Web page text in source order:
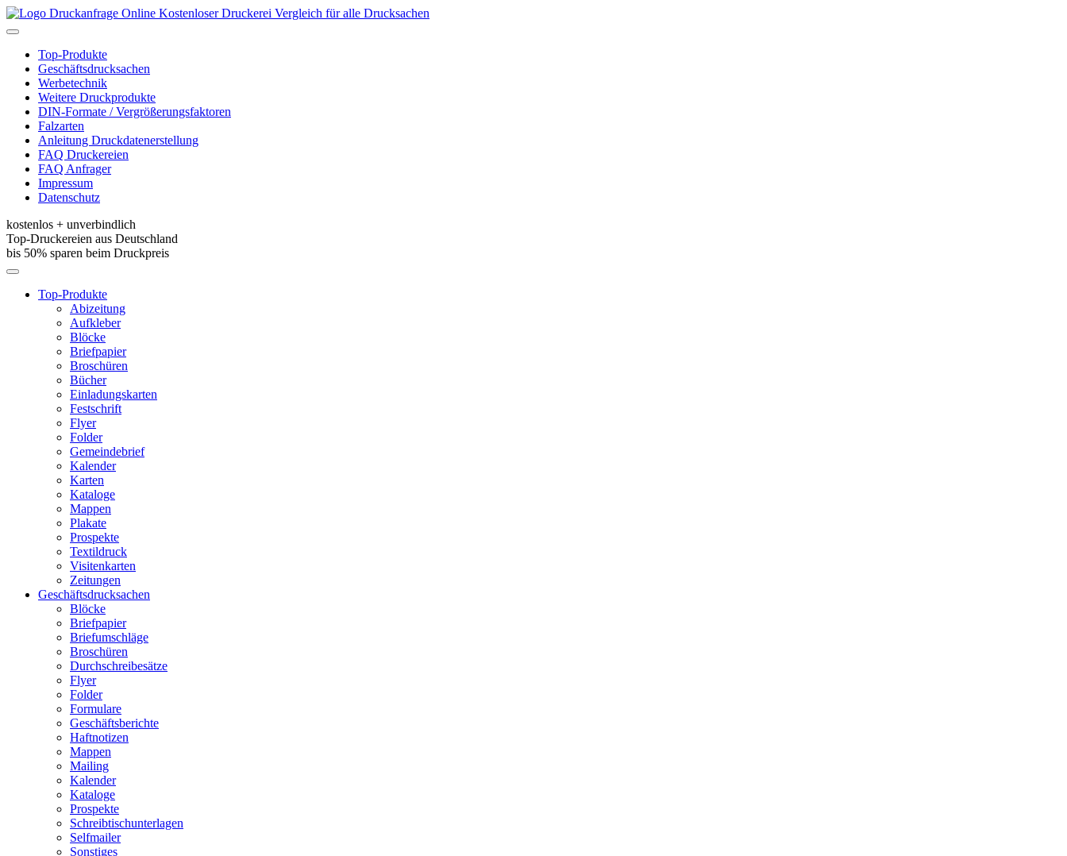
Kostenloser Druckerei Vergleich für alle Drucksachen
Toggle
navigationTop-Produkte
Geschäftsdrucksachen
Werbetechnik
Weitere Druckprodukte
DIN-Formate / Vergrößerungsfaktoren
Falzarten
Anleitung Druckdatenerstellung
FAQ Druckereien
FAQ Anfrager
Impressum
Datenschutz
kostenlos + unverbindlich
Top-Druckereien aus Deutschland
bis 50% sparen beim Druckpreis
Toggle
navigationTop-Produkte
Abizeitung
Aufkleber
Blöcke
Briefpapier
Broschüren
Bücher
Einladungskarten
Festschrift
Flyer
Folder
Gemeindebrief
Kalender
Karten
Kataloge
Mappen
Plakate
Prospekte
Textildruck
Visitenkarten
Zeitungen
Geschäftsdrucksachen
Blöcke
Briefpapier
Briefumschläge
Broschüren
Durchschreibesätze
Flyer
Folder
Formulare
Geschäftsberichte
Haftnotizen
Mappen
Mailing
Kalender
Kataloge
Prospekte
Schreibtischunterlagen
Selfmailer
Sonstiges